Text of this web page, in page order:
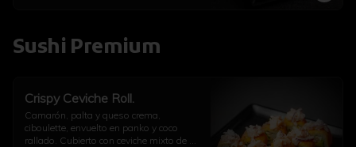
Sushi Premium
Crispy Ceviche Roll.
Camarón, palta y queso crema,
ciboulette, envuelto en panko y coco
rallado. Cubierto con ceviche mixto de